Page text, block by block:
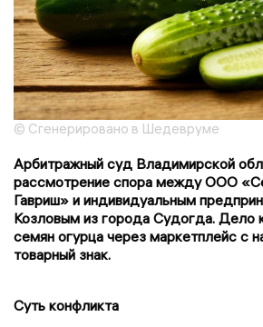
© Сгенерировано в Шедевруме
Арбитражный суд Владимирской
рассмотрение спора между ООО
Гавриш» и индивидуальным
Козловым из города Судогда. Дело
семян огурца через маркетплейс с
товарный знак.
Суть конфликта